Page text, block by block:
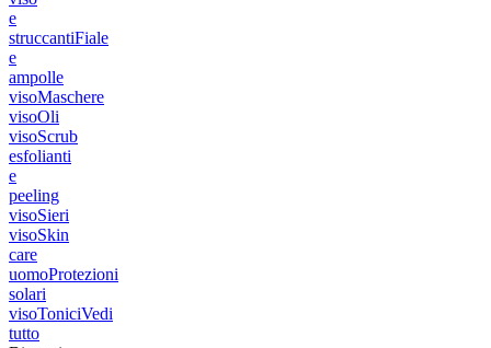
e
struccantiFiale
e
ampolle
visoMaschere
visoOli
visoScrub
esfolianti
e
peeling
visoSieri
visoSkin
care
uomoProtezioni
solari
visoToniciVedi
tutto